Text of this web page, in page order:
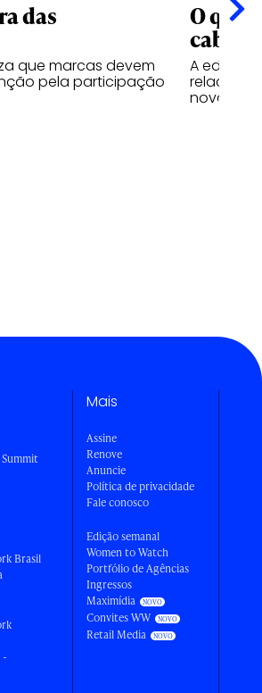
das
que marcas devem
pela participação
O que
cabe
A edição
nova
Brasil
-
Mais
Assine
Renove
Anuncie
Política de privacidade
Fale conosco
Edição semanal
Women to Watch
Portfólio de Agências
Ingressos
Maximídia
Convites WW
Retail Media